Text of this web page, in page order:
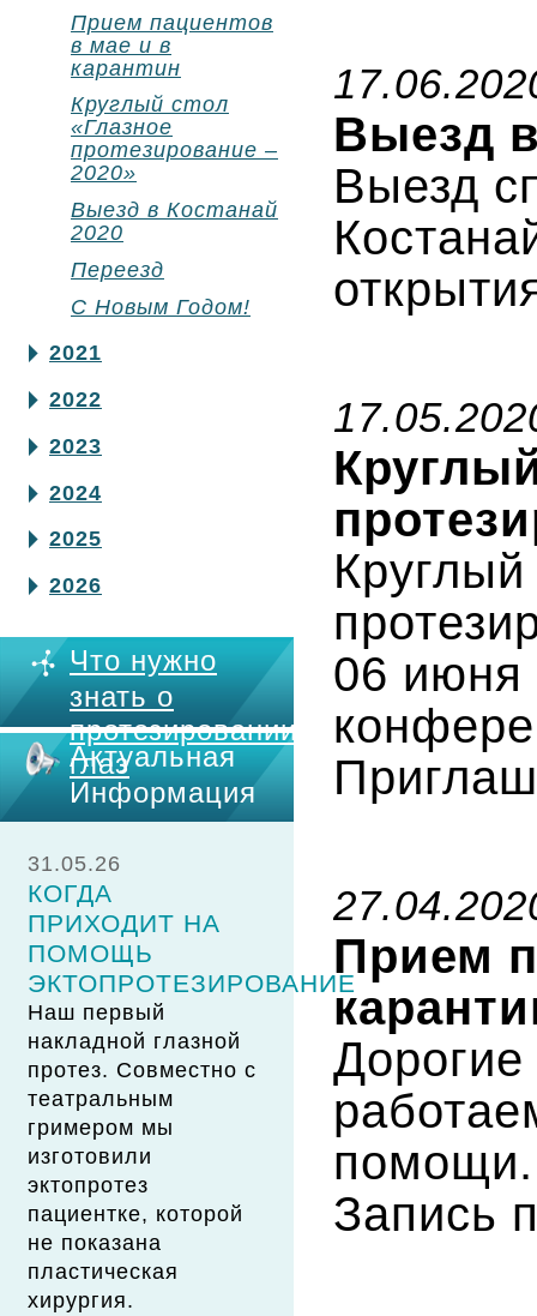
Прием пациентов
в мае и в
карантин
Круглый стол
«Глазное
протезирование –
2020»
Выезд в Костанай
2020
Переезд
С Новым Годом!
2021
2022
2023
2024
2025
2026
Что нужно
знать о
протезировании
глаз
Актуальная
Информация
31.05.26
КОГДА
ПРИХОДИТ НА
ПОМОЩЬ
ЭКТОПРОТЕЗИРОВАНИЕ
Наш первый
накладной глазной
протез. Совместно с
театральным
гримером мы
изготовили
эктопротез
пациентке, которой
не показана
пластическая
хирургия.
Выезд
Выезд
06 июня
Прием
Запись